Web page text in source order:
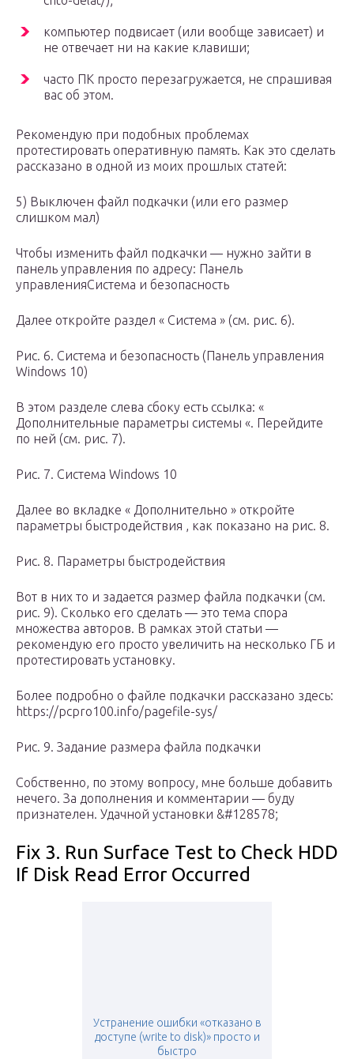
компьютер подвисает (или вообще зависает) и
не отвечает ни на какие клавиши;
часто ПК просто перезагружается, не спрашивая
вас об этом.
Рекомендую при подобных проблемах
протестировать оперативную память. Как это сделать
рассказано в одной из моих прошлых статей:
5) Выключен файл подкачки (или его размер
слишком мал)
Чтобы изменить файл подкачки — нужно зайти в
панель управления по адресу: Панель
управленияСистема и безопасность
Далее откройте раздел « Система » (см. рис. 6).
Рис. 6. Система и безопасность (Панель управления
Windows 10)
В этом разделе слева сбоку есть ссылка: «
Дополнительные параметры системы «. Перейдите
по ней (см. рис. 7).
Рис. 7. Система Windows 10
Далее во вкладке « Дополнительно » откройте
параметры быстродействия , как показано на рис. 8.
Рис. 8. Параметры быстродействия
Вот в них то и задается размер файла подкачки (см.
рис. 9). Сколько его сделать — это тема спора
множества авторов. В рамках этой статьи —
рекомендую его просто увеличить на несколько ГБ и
протестировать установку.
Более подробно о файле подкачки рассказано здесь:
https://pcpro100.info/pagefile-sys/
Рис. 9. Задание размера файла подкачки
Собственно, по этому вопросу, мне больше добавить
нечего. За дополнения и комментарии — буду
признателен. Удачной установки &#128578;
Fix 3. Run Surface Test to Check HDD
If Disk Read Error Occurred
Устранение ошибки «отказано в
доступе (write to disk)» просто и
быстро